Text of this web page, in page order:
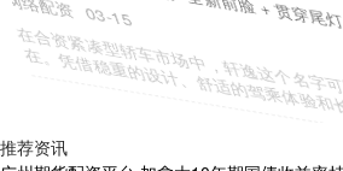
涨盈宝配资APP下载 基金分红：金元顺安泓
12月16日分红
本站消息，12月12日发布《金元顺安泓丰
证券投资基金非货币市场基金分红公告》。